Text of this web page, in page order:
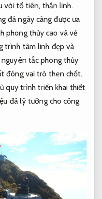
với tổ tiên, thần linh.
đá ngày càng được ưa
phong thủy cao và vẻ
trình tâm linh đẹp và
tắc phong thủy
đóng vai trò then chốt.
quy trình triển khai thiết
đá lý tưởng cho công